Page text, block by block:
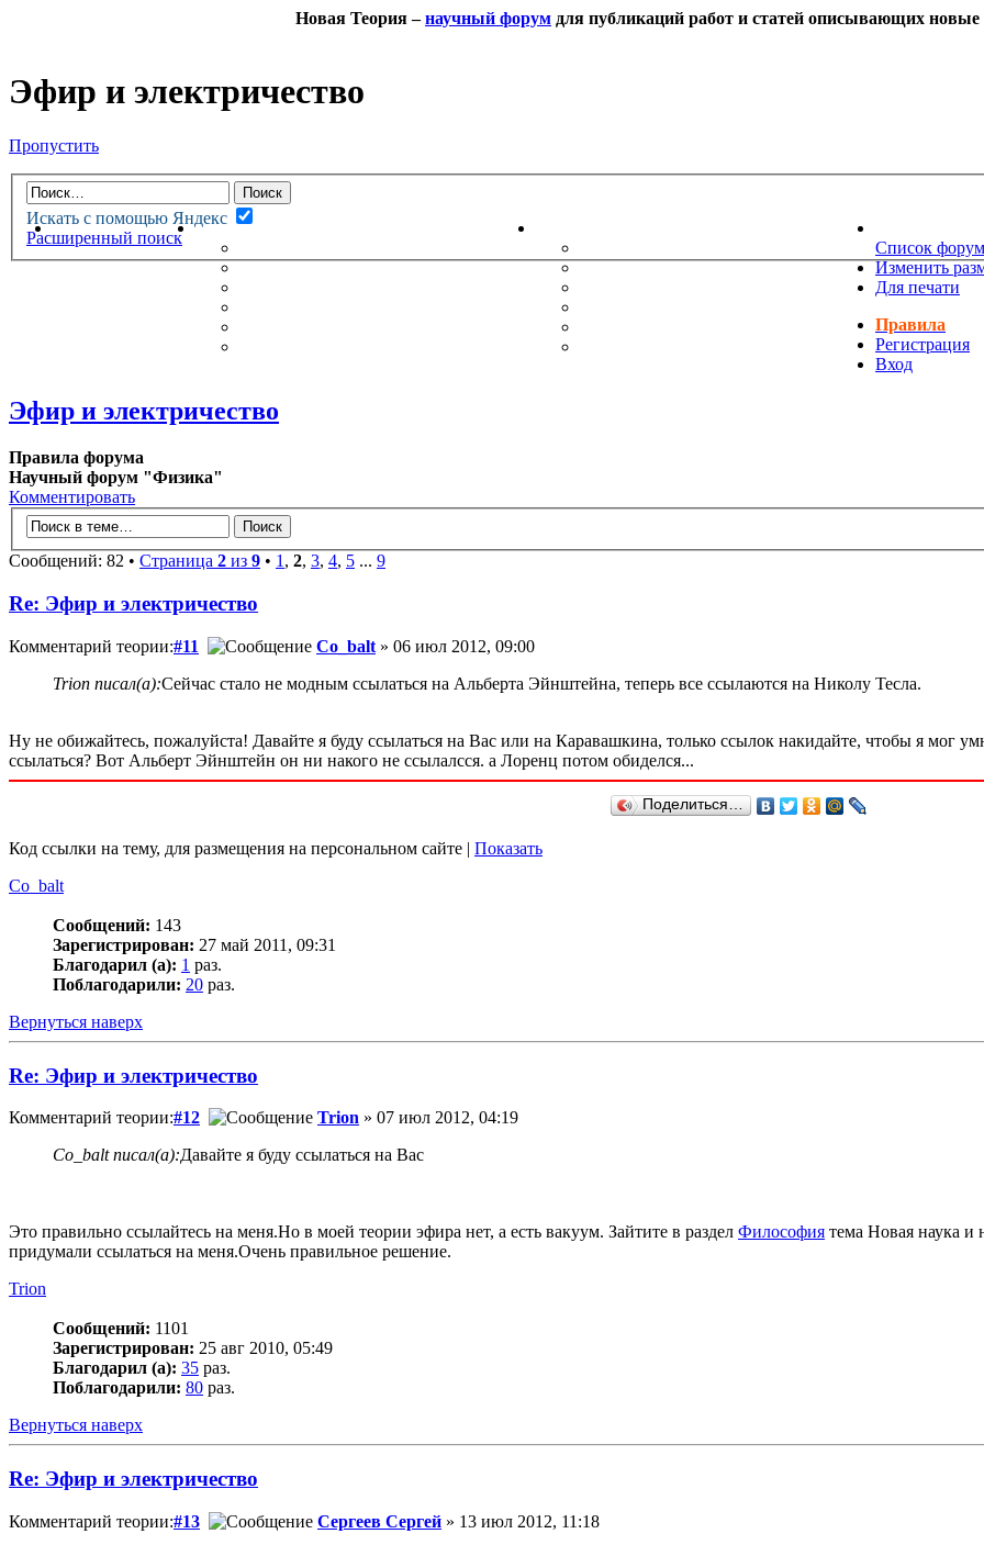
Новая Теория –научный форум для публикаций работ и статей описывающих новые
Эфир и электричество
Пропустить
Искать с помощью Яндекс
Расширенный поиск
НОВАЯ ТЕОРИЯФОРУМ
НЕПРОЧИТАННЫЕ СООБЩЕНИЯ
ПОЖЕЛАНИЯ
Список
Изменить
Для печати
Правила
Регистрация
Вход
Эфир и электричество
Правила форума
Научный форум "Физика"
Комментировать
Сообщений: 82 • Страница 2 из 9 • 1, 2, 3, 4, 5 ... 9
Re: Эфир и электричество
Комментарий теории:#11 Co_balt » 06 июл 2012, 09:00
Trion писал(а):Сейчас стало не модным ссылаться на Альберта Эйнштейна, теперь все ссылаются на Николу Тесла.
Ну не обижайтесь, пожалуйста! Давайте я буду ссылаться на Вас или на Каравашкина, только ссылок накидайте, чтобы я мог
ссылаться? Вот Альберт Эйнштейн он ни накого не ссылалсся. а Лоренц потом обиделся...
Поделиться…
Код ссылки на тему, для размещения на персональном сайте | Показать
Co_balt
Сообщений: 143
Зарегистрирован: 27 май 2011, 09:31
Благодарил (а): 1 раз.
Поблагодарили: 20 раз.
Вернуться наверх
Re: Эфир и электричество
Комментарий теории:#12 Trion » 07 июл 2012, 04:19
Co_balt писал(а):Давайте я буду ссылаться на Вас
Это правильно ссылайтесь на меня.Но в моей теории эфира нет, а есть вакуум. Зайтите в раздел Философия тема Новая наука и
придумали ссылаться на меня.Очень правильное решение.
Trion
Сообщений: 1101
Зарегистрирован: 25 авг 2010, 05:49
Благодарил (а): 35 раз.
Поблагодарили: 80 раз.
Вернуться наверх
Re: Эфир и электричество
Комментарий теории:#13 Сергеев Сергей » 13 июл 2012, 11:18